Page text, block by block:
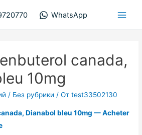
WhatsApp
canada,
10mg
/ Без рубрики / От test33502130
Dianabol bleu 10mg — Acheter